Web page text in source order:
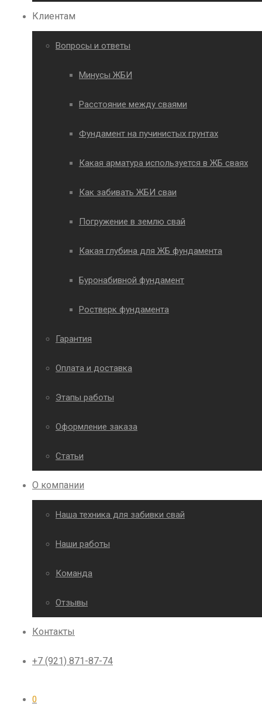
Клиентам
Вопросы и ответы
Минусы ЖБИ
Расстояние между сваями
Фундамент на пучинистых грунтах
Какая арматура используется в ЖБ сваях
Как забивать ЖБИ сваи
Погружение в землю свай
Какая глубина для ЖБ фундамента
Буронабивной фундамент
Ростверк фундамента
Гарантия
Оплата и доставка
Этапы работы
Оформление заказа
Статьи
О компании
Наша техника для забивки свай
Наши работы
Команда
Отзывы
Контакты
+7 (921) 871-87-74
0